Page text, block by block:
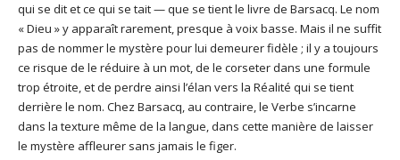
qui se dit et ce qui se tait — que se tient le livre de Barsacq. Le nom
« Dieu » y apparaît rarement, presque à voix basse. Mais il ne suffit
pas de nommer le mystère pour lui demeurer fidèle ; il y a toujours
ce risque de le réduire à un mot, de le corseter dans une formule
trop étroite, et de perdre ainsi l’élan vers la Réalité qui se tient
derrière le nom. Chez Barsacq, au contraire, le Verbe s’incarne
dans la texture même de la langue, dans cette manière de laisser
le mystère affleurer sans jamais le figer.